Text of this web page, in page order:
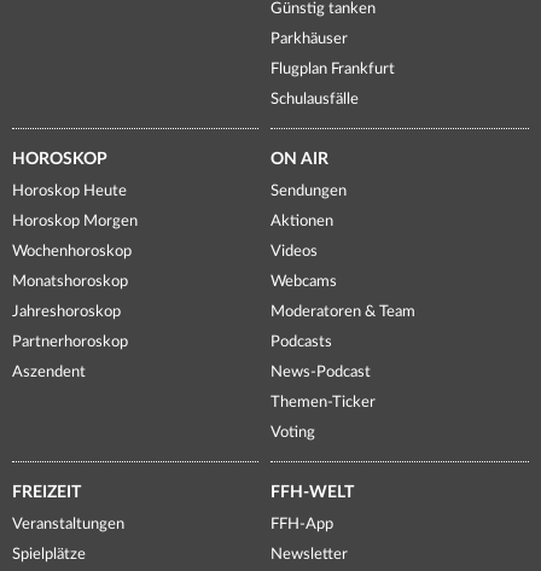
Günstig tanken
Parkhäuser
Flugplan Frankfurt
Schulausfälle
HOROSKOP
Horoskop Heute
Horoskop Morgen
Wochenhoroskop
Monatshoroskop
Jahreshoroskop
Partnerhoroskop
Aszendent
ON AIR
Sendungen
Aktionen
Videos
Webcams
Moderatoren & Team
Podcasts
News-Podcast
Themen-Ticker
Voting
FREIZEIT
Veranstaltungen
Spielplätze
FFH-WELT
FFH-App
Newsletter